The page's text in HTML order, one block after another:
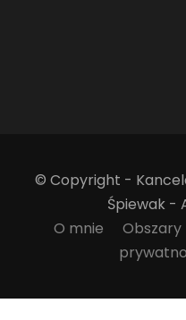
© Copyright -
Śpiewak -
O mnie